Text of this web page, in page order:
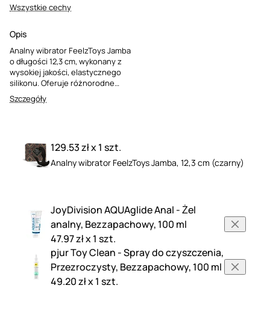
Wszystkie cechy
Opis
Analny wibrator FeelzToys Jamba
o długości 12,3 cm, wykonany z
wysokiej jakości, elastycznego
silikonu. Oferuje różnorodne
tryby wibracji, jest wodoodporny i
łatwy w czyszczeniu. Elegancki,
Szczegóły
129.53 zł x 1 szt.
Analny wibrator FeelzToys Jamba, 12,3 cm (czarny)
JoyDivision AQUAglide Anal - Żel
analny, Bezzapachowy, 100 ml
47.97 zł x 1 szt.
pjur Toy Clean - Spray do czyszczenia,
Przezroczysty, Bezzapachowy, 100 ml
49.20 zł x 1 szt.